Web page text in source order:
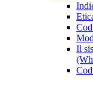
Il